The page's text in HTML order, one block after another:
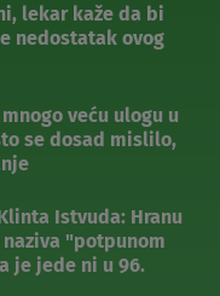
lekar kaže da bi
nedostatak ovog
veću ulogu u
se dosad mislilo,
Istvuda: Hranu
"potpunom
je jede ni u 96.